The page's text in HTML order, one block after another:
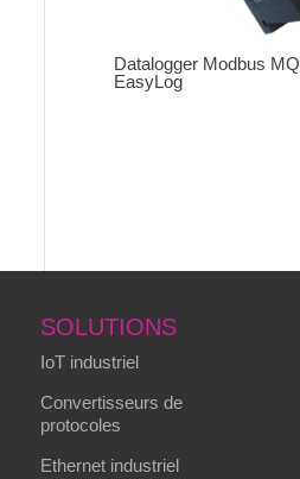
Datalogger Modbus
EasyLog
SOLUTIONS
IoT industriel
Convertisseurs de
protocoles
Ethernet industriel